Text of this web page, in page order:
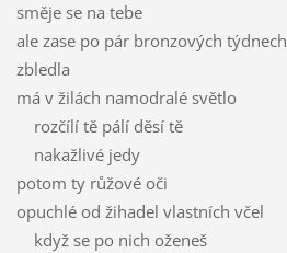
směje se na tebe
ale zase po pár bronzových týdnech
zbledla
má v žilách namodralé světlo
rozčílí tě pálí děsí tě
nakažlivé jedy
potom ty růžové oči
opuchlé od žihadel vlastních včel
když se po nich oženeš